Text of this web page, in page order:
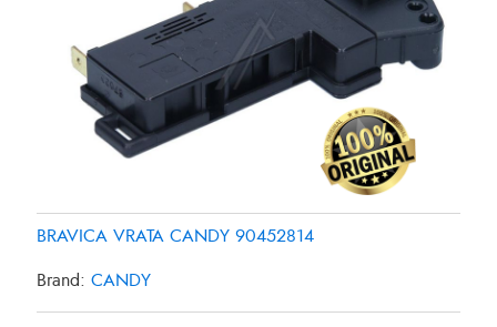
BRAVICA VRATA CANDY 90452814
Brand: CANDY